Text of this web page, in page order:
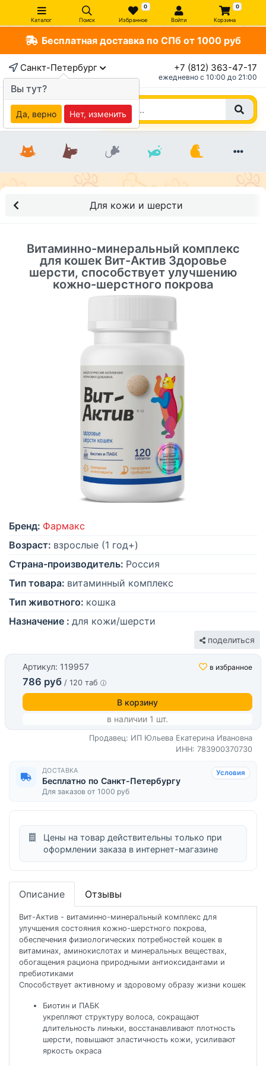
Каталог Поиск
0
Избранное Войти
0
Корзина
Бесплатная доставка по СПб от 1000 руб
Санкт-Петербург +7 (812) 363-47-17
ежедневно c 10:00 до 21:00
Для кожи и шерсти
Витаминно-минеральный комплекс
для кошек Вит-Актив Здоровье
шерсти, способствует улучшению
кожно-шерстного покрова
Бренд: Фармакс
Возраст: взрослые (1 год+)
Страна-производитель: Россия
Тип товара: витаминный комплекс
Тип животного: кошка
Назначение : для кожи/шерсти
поделиться
Артикул: 119957 в избранное
786 руб / 120 таб
В корзину
в наличии 1 шт.
Продавец: ИП Юльева Екатерина Ивановна
ИНН: 783900370730
ДОСТАВКА
Бесплатно по Санкт-Петербургу
Для заказов от 1000 руб
Условия
Цены на товар действительны только при
оформлении заказа в интернет-магазине
Описание Отзывы
Вит-Актив - витаминно-минеральный комплекс для
улучшения состояния кожно-шерстного покрова,
обеспечения физиологических потребностей кошек в
витаминах, аминокислотах и минеральных веществах,
обогащения рациона природными антиоксидантами и
пребиотиками
Способствует активному и здоровому образу жизни кошек
Биотин и ПАБК
укрепляют структуру волоса, сокращают
длительность линьки, восстанавливают плотность
шерсти, повышают эластичность кожи, усиливают
яркость окраса
Вы тут?
Да, верно Нет, изменить